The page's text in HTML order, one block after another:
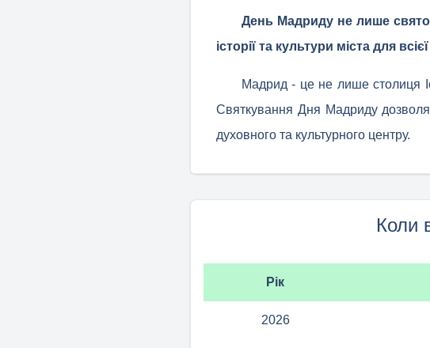
День Мадриду не лише свято
історії та культури міста для
Мадрид - це не лише столиця
Святкування Дня Мадриду
духовного та культурного центру.
Коли
Рік
2026